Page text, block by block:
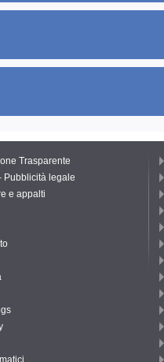
Trasparente
Pubblicità legale
e appalti